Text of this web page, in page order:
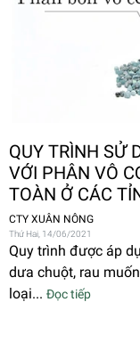
QUY TRÌNH SỬ
VỚI PHÂN VÔ
TOÀN Ở CÁC
CTY XUÂN NÔNG
Thứ Hai, 14/06/2021
Quy trình được áp
dưa chuột, rau
loại... Đọc tiếp